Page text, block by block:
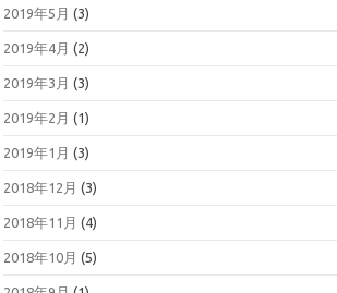
2019年5月 (3)
2019年4月 (2)
2019年3月 (3)
2019年2月 (1)
2019年1月 (3)
2018年12月 (3)
2018年11月 (4)
2018年10月 (5)